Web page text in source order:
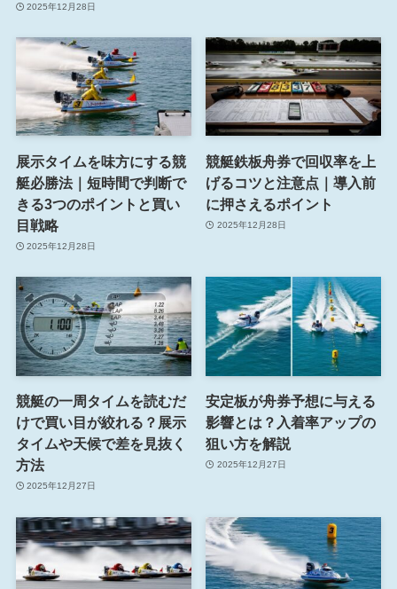
2025年12月28日
展示タイムを味方にする競
艇必勝法｜短時間で判断で
きる3つのポイントと買い
目戦略
2025年12月28日
競艇鉄板舟券で回収率を上
げるコツと注意点｜導入前
に押さえるポイント
2025年12月28日
競艇の一周タイムを読むだ
けで買い目が絞れる？展示
タイムや天候で差を見抜く
方法
2025年12月27日
安定板が舟券予想に与える
影響とは？入着率アップの
狙い方を解説
2025年12月27日